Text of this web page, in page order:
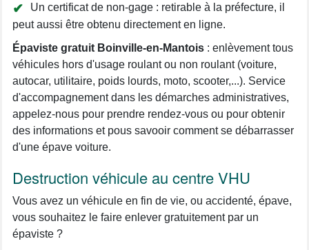
Un certificat de non-gage : retirable à la préfecture, il
peut aussi être obtenu directement en ligne.
Épaviste gratuit Boinville-en-Mantois : enlèvement tous
véhicules hors d'usage roulant ou non roulant (voiture,
autocar, utilitaire, poids lourds, moto, scooter,...). Service
d'accompagnement dans les démarches administratives,
appelez-nous pour prendre rendez-vous ou pour obtenir
des informations et pous savooir comment se débarrasser
d'une épave voiture.
Destruction véhicule au centre VHU
Vous avez un véhicule en fin de vie, ou accidenté, épave,
vous souhaitez le faire enlever gratuitement par un
épaviste ?